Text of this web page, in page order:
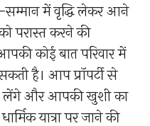
में वृद्धि लेकर आने
परास्त करने की
कोई बात परिवार में
है। आप प्रॉपर्टी से
लेंगे और आपकी खुशी का
यात्रा पर जाने की